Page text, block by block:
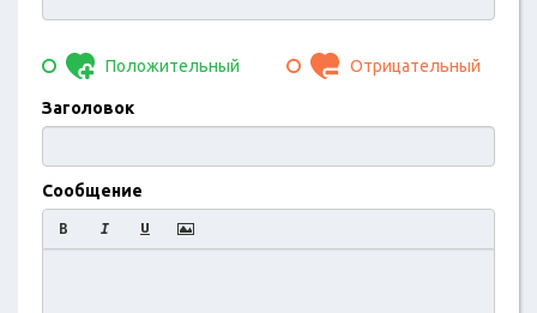
Положительный Отрицательный
Заголовок
Сообщение